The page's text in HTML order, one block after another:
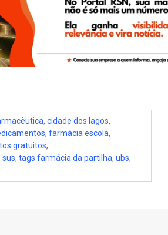
, cidade dos lagos,
, farmácia escola,
gratuitos,
sus, tags farmácia da partilha, ubs,